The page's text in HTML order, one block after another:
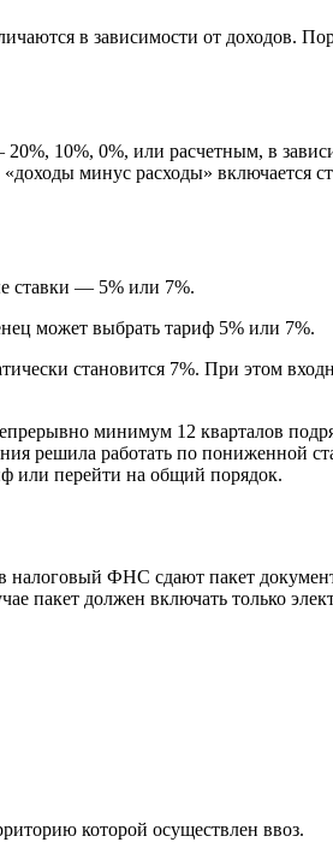
в зависимости от доходов.
10%, 0%, или расчетным, в
минус расходы» включается
ставки — 5% или 7%.
может выбрать тариф 5% или 7%.
становится 7%. При этом
минимум 12 кварталов
решила работать по пониженной
или перейти на общий порядок.
ФНС сдают пакет
пакет должен включать только
которой осуществлен ввоз.